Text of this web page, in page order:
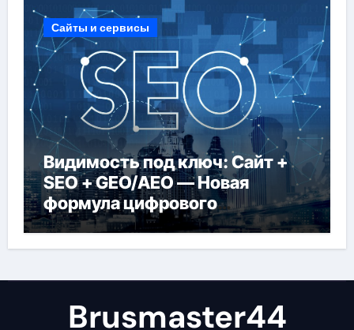
Сайты и сервисы
Видимость под ключ: Сайт +
SEO + GEO/AEO — Новая
формула цифрового
присутствия в 2026 году
Brusmaster44